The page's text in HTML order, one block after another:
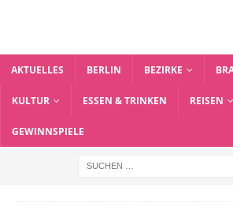
AKTUELLES BERLIN BEZIRKE
KULTUR ESSEN & TRINKEN REISEN
GEWINNSPIELE